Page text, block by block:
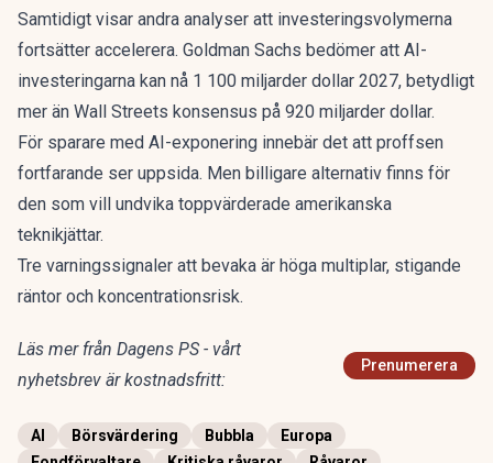
Samtidigt visar andra analyser att investeringsvolymerna
fortsätter accelerera. Goldman Sachs bedömer att AI-
investeringarna kan nå 1 100 miljarder dollar 2027, betydligt
mer än Wall Streets konsensus på 920 miljarder dollar.
För sparare med AI-exponering innebär det att proffsen
fortfarande ser uppsida. Men billigare alternativ finns för
den som vill undvika toppvärderade amerikanska
teknikjättar.
Tre varningssignaler att bevaka är höga multiplar, stigande
räntor och koncentrationsrisk.
Läs mer från Dagens PS - vårt
nyhetsbrev är kostnadsfritt:
Prenumerera
AI Börsvärdering Bubbla
Europa